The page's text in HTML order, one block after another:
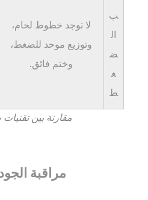
من
أن
القبعات
لكبار
مقارنة بين
ب
ال
ض
غ
ط
لا توجد خطوط لحام،
وتوزيع موحد للضغط،
وختم فائق.
مراقبة